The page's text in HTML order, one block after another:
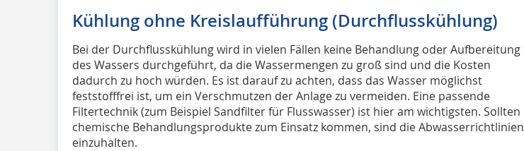
Kühlung ohne Kreislaufführung (Durchflusskühlung)
Bei der Durchflusskühlung wird in vielen Fällen keine Behandlung oder Aufbereitung
des Wassers durchgeführt, da die Wassermengen zu groß sind und die Kosten
dadurch zu hoch würden. Es ist darauf zu achten, dass das Wasser möglichst
feststofffrei ist, um ein Verschmutzen der Anlage zu vermeiden. Eine passende
Filtertechnik (zum Beispiel Sandfilter für Flusswasser) ist hier am wichtigsten. Sollten
chemische Behandlungsprodukte zum Einsatz kommen, sind die Abwasserrichtlinien
einzuhalten.